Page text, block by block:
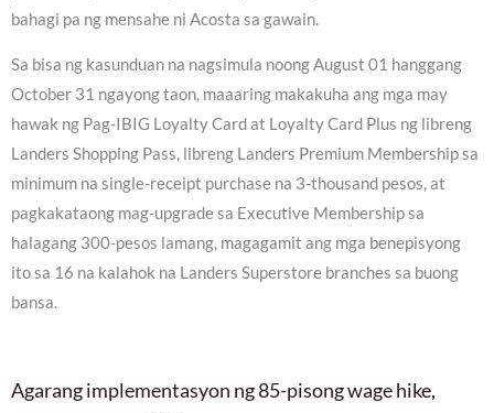
bahagi pa ng mensahe ni Acosta sa gawain.
Sa bisa ng kasunduan na nagsimula noong August 01 hanggang
October 31 ngayong taon, maaaring makakuha ang mga may
hawak ng Pag-IBIG Loyalty Card at Loyalty Card Plus ng libreng
Landers Shopping Pass, libreng Landers Premium Membership sa
minimum na single-receipt purchase na 3-thousand pesos, at
pagkakataong mag-upgrade sa Executive Membership sa
halagang 300-pesos lamang, magagamit ang mga benepisyong
ito sa 16 na kalahok na Landers Superstore branches sa buong
bansa.
Agarang implementasyon ng 85-pisong wage hike,